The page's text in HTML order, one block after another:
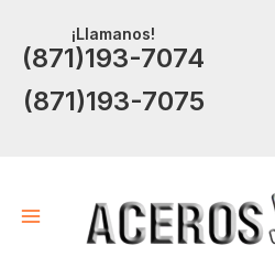
contenido
¡Llamanos!
(871)193-7074
(871)193-7075